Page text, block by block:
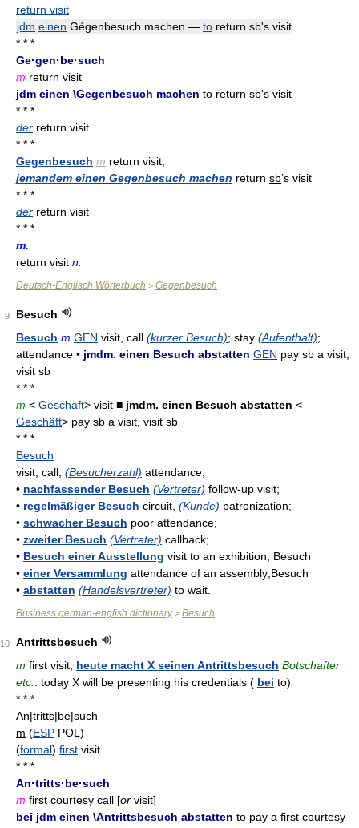
return visit
jdm einen Gégenbesuch machen — to return sb's visit
* * *
Ge·gen·be·such
m return visit
jdm einen \Gegenbesuch machen to return sb's visit
* * *
der return visit
* * *
Gegenbesuch m return visit;
jemandem einen Gegenbesuch machen return sb’s visit
* * *
der return visit
* * *
m.
return visit n.
Deutsch-Englisch Wörterbuch > Gegenbesuch
9
Besuch
Besuch m GEN visit, call (kurzer Besuch); stay (Aufenthalt);
attendance • jmdm. einen Besuch abstatten GEN pay sb a visit,
visit sb
* * *
m < Geschäft> visit ■ jmdm. einen Besuch abstatten <
Geschäft> pay sb a visit, visit sb
* * *
Besuch
visit, call, (Besucherzahl) attendance;
• nachfassender Besuch (Vertreter) follow-up visit;
• regelmäßiger Besuch circuit, (Kunde) patronization;
• schwacher Besuch poor attendance;
• zweiter Besuch (Vertreter) callback;
• Besuch einer Ausstellung visit to an exhibition; Besuch
• einer Versammlung attendance of an assembly;Besuch
• abstatten (Handelsvertreter) to wait.
Business german-english dictionary> Besuch
10
Antrittsbesuch
m first visit; heute macht X seinen Antrittsbesuch Botschafter
etc. : today X will be presenting his credentials ( bei to)
* * *
Ạn|tritts|be|such
m (ESP POL)
(formal) first visit
* * *
An·tritts·be·such
m first courtesy call [or visit]
bei jdm einen \Antrittsbesuch abstatten to pay a first courtesy